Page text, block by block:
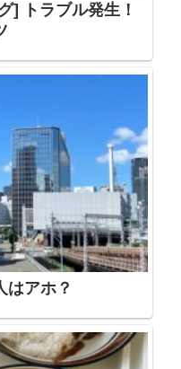
] トラブル発生！
はアホ？